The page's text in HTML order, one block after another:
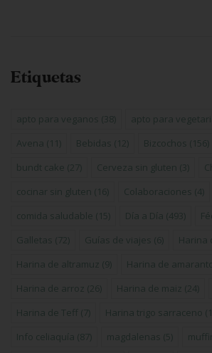
Etiquetas
apto para veganos (38) apto para
Avena (11) Bebidas (12) Bizcochos (156)
bundt cake (27) Cerveza sin gluten (3)
cocinar sin gluten (16) Colaboraciones (4)
comida saludable (15) Día a Día (493)
Galletas (72) Guías de viajes (6) Harina
Harina de altramuz (9) Harina de amaranto
Harina de arroz (26) Harina de maiz (24)
Harina de Teff (7) Harina trigo sarraceno
Info celiaquía (87) magdalenas (5)